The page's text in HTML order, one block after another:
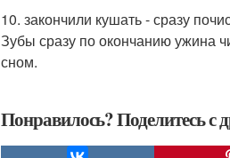
10. закончили кушать - сразу
Зубы сразу по окончанию ужина
сном.
Понравилось? Поделитесь с